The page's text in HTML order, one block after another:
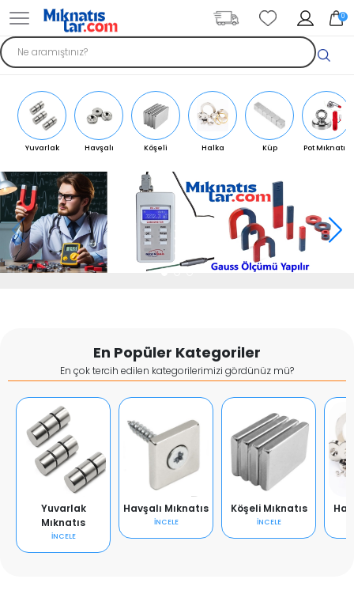
0
Yuvarlak
Havşalı
Köşeli
Halka
Küp
Pot Mıknatıs
En Popüler Kategoriler
En çok tercih edilen kategorilerimizi gördünüz mü?
Yuvarlak
Mıknatıs
İNCELE
Havşalı Mıknatıs
İNCELE
Köşeli Mıknatıs
İNCELE